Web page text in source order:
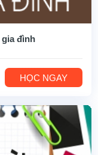
đình
HỌC NGAY